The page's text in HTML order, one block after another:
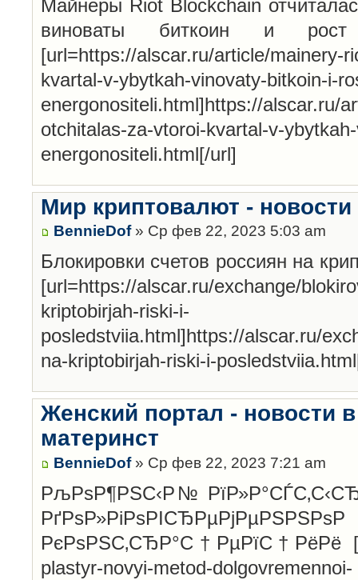
Майнеры Riot Blockchain
виноваты биткоин и
[url=https://alscar.ru/article/mainery-
kvartal-v-ybytkah-vinovaty-bitkoin-i-
energonositeli.html]https://alscar.ru/
otchitalas-za-vtoroi-kvartal-v-
energonositeli.html[/url]
Мир криптовалют - новости
BennieDof» Ср фев 22, 2023 5:03 am
Блокировки счетов россиян на
[url=https://alscar.ru/exchange/
kriptobirjah-riski-i-
posledstviia.html]https://alscar.ru/
na-kriptobirjah-riski-i-
Женский портал - новости
материнст
BennieDof» Ср фев 22, 2023 7:21 am
РљРѕР¶РЅС‹Р№
РєРѕРЅС‚СЂР°С†РµРїС†РёРё
plastyr-novyi-metod-dolgovremennoi-